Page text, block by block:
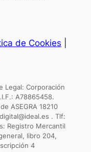
de Cookies
Legal: Corporación
A78865458.
ASEGRA 18210
. Tlf:
Registro Mercantil
libro 204,
4